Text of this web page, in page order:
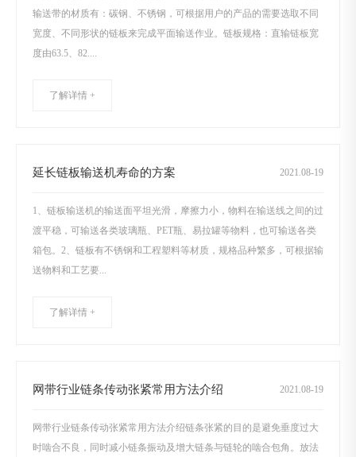
输送带的材质有：碳钢、不锈钢，可根据用户的产品的需要选取不同
宽度、不同形状的链板来完成平面输送作业。链板规格：直输链板宽
度由63.5、82....
了解详情 +
2021.08-19
延长链板输送机寿命的方案
1、链板输送机的输送面平坦光滑，摩擦力小，物料在输送线之间的过
渡平稳，可输送各类玻璃瓶、PET瓶、易拉罐等物料，也可输送各类
箱包。2、链板有不锈钢和工程塑料等材质，规格品种繁多，可根据输
送物料和工艺要...
了解详情 +
2021.08-19
网带行业链条传动张紧常用方法介绍
网带行业链条传动张紧常用方法介绍链条张紧的目的是避免垂度过大
时啮合不良，同时减小链条振动及增大链条与链轮的啮合包角。放法